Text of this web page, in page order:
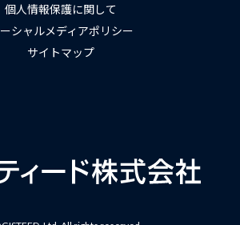
個人情報保護に関して
シャルメディアポリシー
サイトマップ